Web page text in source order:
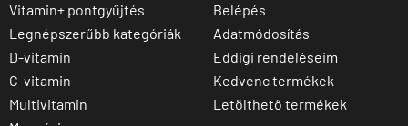
Vitamin+ pontgyűjtés
Legnépszerűbb kategóriák
D-vitamin
C-vitamin
Multivitamin
Belépés
Adatmódosítás
Eddigi rendeléseim
Kedvenc termékek
Letölthető termékek